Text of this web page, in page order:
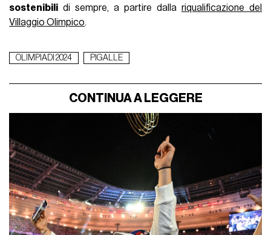
sostenibili di sempre, a partire dalla riqualificazione del
Villaggio Olimpico.
OLIMPIADI 2024 PIGALLE
CONTINUA A LEGGERE